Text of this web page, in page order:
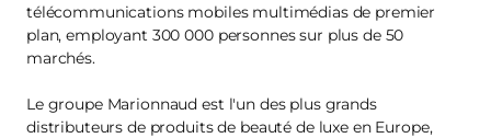
télécommunications mobiles multimédias de premier
plan, employant 300 000 personnes sur plus de 50
marchés.
Le groupe Marionnaud est l'un des plus grands
distributeurs de produits de beauté de luxe en Europe,